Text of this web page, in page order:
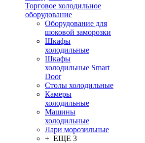
Торговое холодильное
оборудование
Оборудование для
шоковой заморозки
Шкафы
холодильные
Шкафы
холодильные Smart
Door
Столы холодильные
Камеры
холодильные
Машины
холодильные
Лари морозильные
+ ЕЩЕ 3